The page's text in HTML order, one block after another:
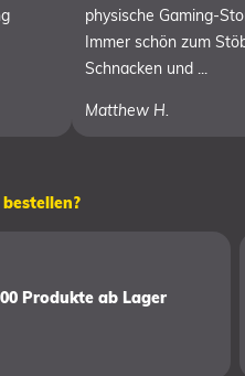
physische Gaming-
Immer schön zum
Schnacken und ...
Matthew H.
bestellen?
Produkte ab Lager